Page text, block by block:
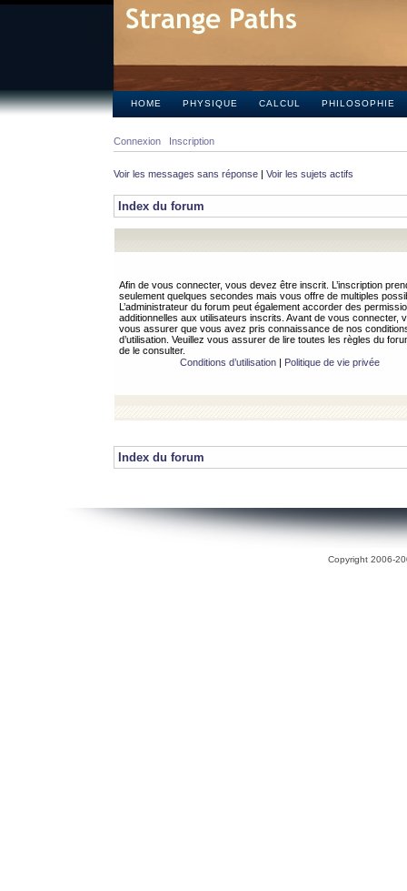
HOME PHYSIQUE CALCUL PHILOSOPHIE
Connexion Inscription
Voir les messages sans réponse | Voir les sujets actifs
Index du forum
Afin de vous connecter, vous devez être inscrit. L’inscription
seulement quelques secondes mais vous offre de multiples
L’administrateur du forum peut également accorder des
additionnelles aux utilisateurs inscrits. Avant de vous connecter,
vous assurer que vous avez pris connaissance de nos
d’utilisation. Veuillez vous assurer de lire toutes les règles du
de le consulter.
Conditions d’utilisation| Politique de vie privée
Index du forum
Copyright 2006-